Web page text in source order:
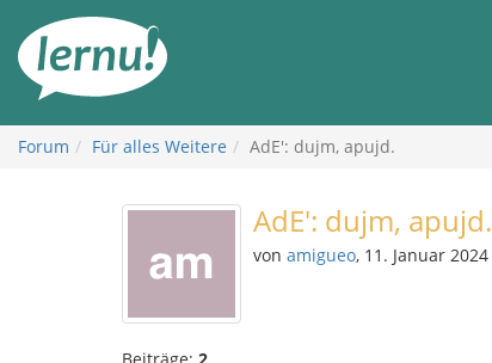
Inhalt
Forum Für alles Weitere AdE': dujm, apujd.
AdE': dujm, apujd.
von amigueo, 11. Januar 2024